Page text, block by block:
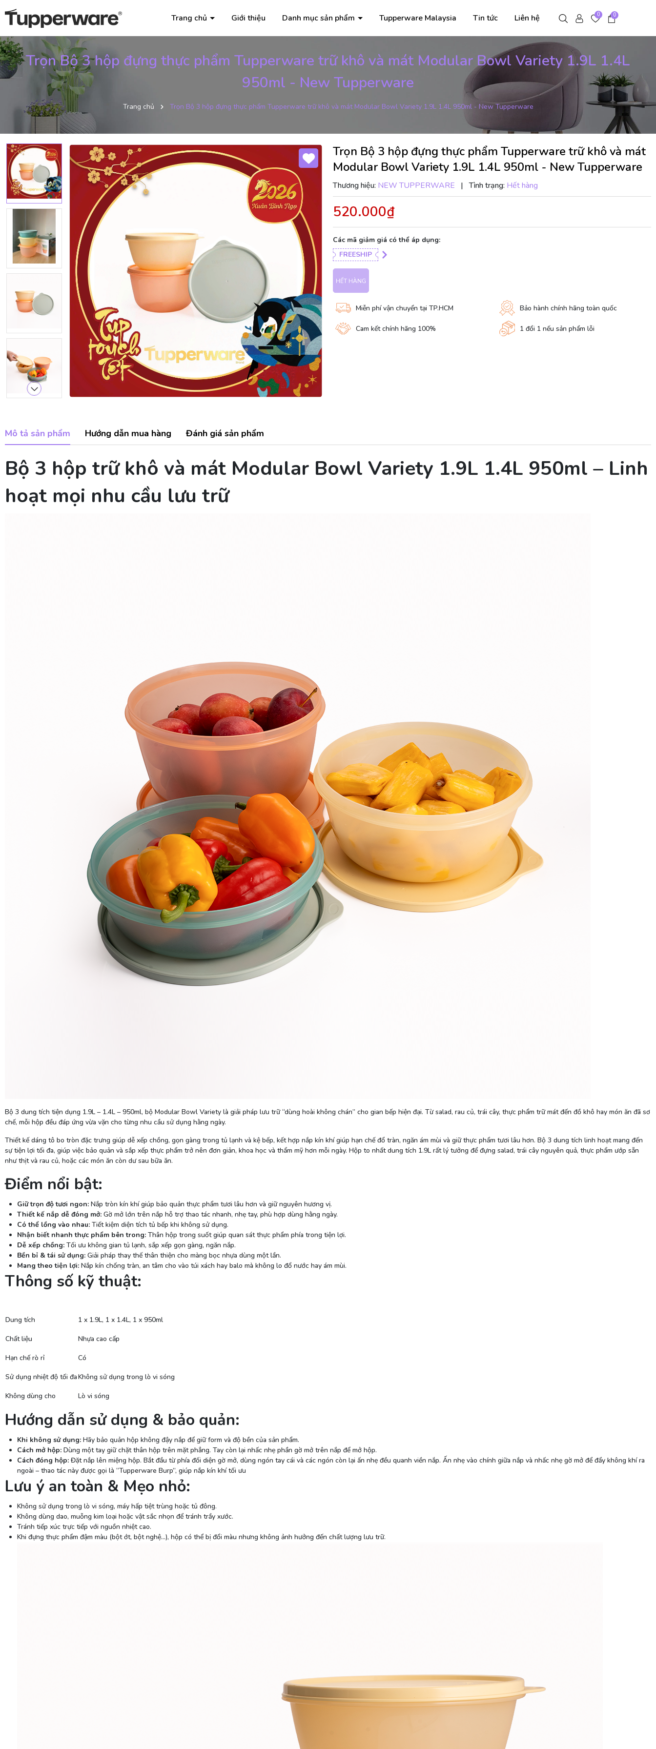
Trang chủ Giới thiệu Danh mục sản phẩm Tupperware Malaysia Tin tức Liên hệ 0 0
Trọn Bộ 3 hộp đựng thực phẩm Tupperware trữ khô và mát Modular Bowl Variety 1.9L 1.4L
950ml - New Tupperware
Trang chủ Trọn Bộ 3 hộp đựng thực phẩm Tupperware trữ khô và mát Modular Bowl Variety 1.9L 1.4L 950ml - New Tupperware
Trọn Bộ 3 hộp đựng thực phẩm Tupperware trữ khô và mát
Modular Bowl Variety 1.9L 1.4L 950ml - New Tupperware
Thương hiệu: NEW TUPPERWARE | Tình trạng: Hết hàng
520.000₫
Các mã giảm giá có thể áp dụng:
FREESHIP
HẾT HÀNG
Miễn phí vận chuyển tại TP.HCM Bảo hành chính hãng toàn quốc
Cam kết chính hãng 100% 1 đổi 1 nếu sản phẩm lỗi
Mô tả sản phẩm Hướng dẫn mua hàng Đánh giá sản phẩm
Bộ 3 hộp trữ khô và mát Modular Bowl Variety 1.9L 1.4L 950ml – Linh
hoạt mọi nhu cầu lưu trữ
Bộ 3 dung tích tiện dụng 1.9L – 1.4L – 950ml, bộ Modular Bowl Variety là giải pháp lưu trữ “dùng hoài không chán” cho gian bếp hiện đại. Từ salad, rau củ, trái cây, thực phẩm trữ mát đến đồ khô hay món ăn đã sơ
chế, mỗi hộp đều đáp ứng vừa vặn cho từng nhu cầu sử dụng hằng ngày.
Thiết kế dáng tô bo tròn đặc trưng giúp dễ xếp chồng, gọn gàng trong tủ lạnh và kệ bếp, kết hợp nắp kín khí giúp hạn chế đổ tràn, ngăn ám mùi và giữ thực phẩm tươi lâu hơn. Bộ 3 dung tích linh hoạt mang đến
sự tiện lợi tối đa, giúp việc bảo quản và sắp xếp thực phẩm trở nên đơn giản, khoa học và thẩm mỹ hơn mỗi ngày. Hộp to nhất dung tích 1.9L rất lý tưởng để đựng salad, trái cây nguyên quả, thực phẩm ướp sẵn
như thịt và rau củ, hoặc các món ăn còn dư sau bữa ăn.
Điểm nổi bật:
Giữ trọn độ tươi ngon: Nắp tròn kín khí giúp bảo quản thực phẩm tươi lâu hơn và giữ nguyên hương vị.
Thiết kế nắp dễ đóng mở: Gờ mở lớn trên nắp hỗ trợ thao tác nhanh, nhẹ tay, phù hợp dùng hằng ngày.
Có thể lồng vào nhau: Tiết kiệm diện tích tủ bếp khi không sử dụng.
Nhận biết nhanh thực phẩm bên trong: Thân hộp trong suốt giúp quan sát thực phẩm phía trong tiện lợi.
Dễ xếp chồng: Tối ưu không gian tủ lạnh, sắp xếp gọn gàng, ngăn nắp.
Bền bỉ & tái sử dụng: Giải pháp thay thế thân thiện cho màng bọc nhựa dùng một lần.
Mang theo tiện lợi: Nắp kín chống tràn, an tâm cho vào túi xách hay balo mà không lo đổ nước hay ám mùi.
Thông số kỹ thuật:
Dung tích 1 x 1.9L, 1 x 1.4L, 1 x 950ml
Chất liệu Nhựa cao cấp
Hạn chế rò rỉ Có
Sử dụng nhiệt độ tối đaKhông sử dụng trong lò vi sóng
Không dùng cho Lò vi sóng
Hướng dẫn sử dụng & bảo quản:
Khi không sử dụng: Hãy bảo quản hộp không đậy nắp để giữ form và độ bền của sản phẩm.
Cách mở hộp: Dùng một tay giữ chặt thân hộp trên mặt phẳng. Tay còn lại nhấc nhẹ phần gờ mở trên nắp để mở hộp.
Cách đóng hộp: Đặt nắp lên miệng hộp. Bắt đầu từ phía đối diện gờ mở, dùng ngón tay cái và các ngón còn lại ấn nhẹ đều quanh viền nắp. Ấn nhẹ vào chính giữa nắp và nhấc nhẹ gờ mở để đẩy không khí ra
ngoài – thao tác này được gọi là “Tupperware Burp”, giúp nắp kín khí tối ưu
Lưu ý an toàn & Mẹo nhỏ:
Không sử dụng trong lò vi sóng, máy hấp tiệt trùng hoặc tủ đông.
Không dùng dao, muỗng kim loại hoặc vật sắc nhọn để tránh trầy xước.
Tránh tiếp xúc trực tiếp với nguồn nhiệt cao.
Khi đựng thực phẩm đậm màu (bột ớt, bột nghệ…), hộp có thể bị đổi màu nhưng không ảnh hưởng đến chất lượng lưu trữ.